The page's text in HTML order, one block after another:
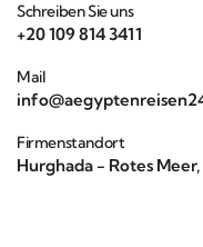
Schreiben Sie uns
+20 109 814 3411
Mail
Firmenstandort
Hurghada - Rotes